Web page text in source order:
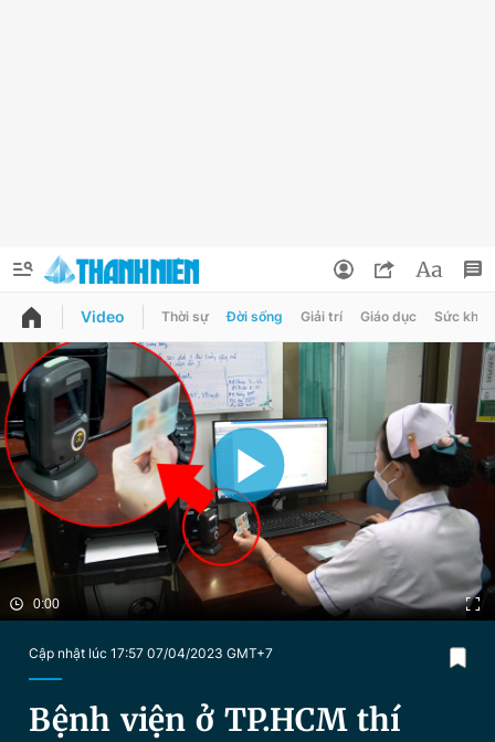
QUẢNG CÁO
Chuyên mục
Chuyên mục khác
Chào ngày mới Tin 24h
Video Magazine
Thông tin tài khoản
Đổi mật khẩu
Tin đã lưu
Tin đã xem
Đăng xuất
Video Thời sự Đời sống Giải trí Giáo dục Sức khỏe
Cập nhật lúc 17:57 07/04/2023 GMT+7
Bệnh viện ở TP.HCM thí